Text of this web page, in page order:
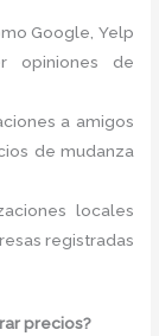
Google, Yelp
opiniones de
a amigos
de mudanza
locales
registradas
precios?